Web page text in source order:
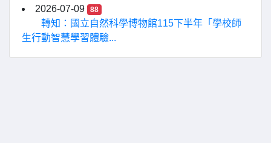
2026-07-09
88
轉知：國立自然科學博物館115下半年「學校師
生行動智慧學習體驗...